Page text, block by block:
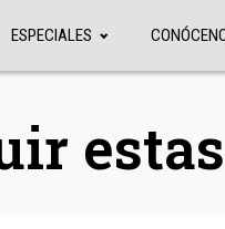
ESPECIALES